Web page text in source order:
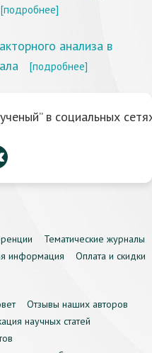
[подробнее]
анализа в
[подробнее]
в социальных
Тематические журналы
информация
Оплата и скидки
Отзывы наших авторов
научных статей